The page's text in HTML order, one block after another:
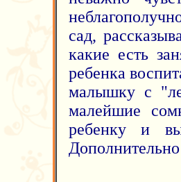
сад,
какие есть
ребенка
малышку с
малейшие
ребенку и